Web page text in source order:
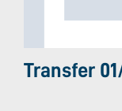
Transfer